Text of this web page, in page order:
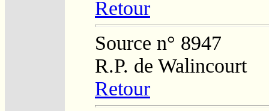
Retour
Source n° 8947
R.P. de Walincourt
Retour